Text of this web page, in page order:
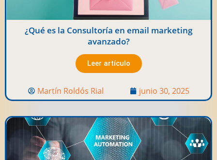
¿Qué es la Consultoría en email marketing
avanzado?
Leer artículo
Martín Roldós Rial junio 30, 2025